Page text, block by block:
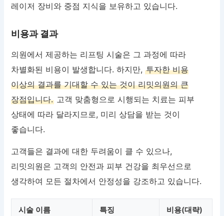
레이저 장비와 중점 지식을 보유하고 있습니다.
비용과 결과
의원에서 제공하는 리프팅 시술은 그 과정에 따라
차별화된 비용이 발생합니다. 하지만,투자한 비용
이상의 결과를 기대할 수 있는 것이 리밋의원의 큰
장점입니다. 고객 맞춤형으로 시행되는 치료는 피부
상태에 따라 달라지므로, 미리 상담을 받는 것이
좋습니다.
고객들은 결과에 대한 두려움이 클 수 있으나,
리밋의원은 고객의 안전과 피부 건강을 최우선으로
생각하여 모든 절차에서 안정성을 강조하고 있습니다.
시술 이름 특징 비용(대략)